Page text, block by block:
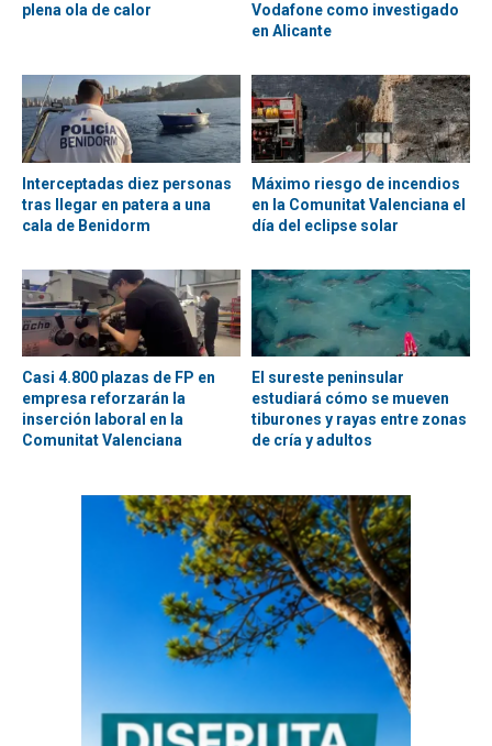
plena ola de calor
Vodafone como investigado
en Alicante
Interceptadas diez personas
tras llegar en patera a una
cala de Benidorm
Máximo riesgo de incendios
en la Comunitat Valenciana el
día del eclipse solar
Casi 4.800 plazas de FP en
empresa reforzarán la
inserción laboral en la
Comunitat Valenciana
El sureste peninsular
estudiará cómo se mueven
tiburones y rayas entre zonas
de cría y adultos